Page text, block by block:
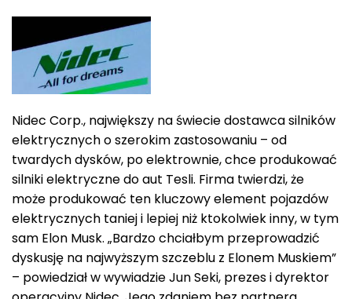
Nidec Corp., największy na świecie dostawca silników
elektrycznych o szerokim zastosowaniu – od
twardych dysków, po elektrownie, chce produkować
silniki elektryczne do aut Tesli. Firma twierdzi, że
może produkować ten kluczowy element pojazdów
elektrycznych taniej i lepiej niż ktokolwiek inny, w tym
sam Elon Musk. „Bardzo chciałbym przeprowadzić
dyskusję na najwyższym szczeblu z Elonem Muskiem”
– powiedział w wywiadzie Jun Seki, prezes i dyrektor